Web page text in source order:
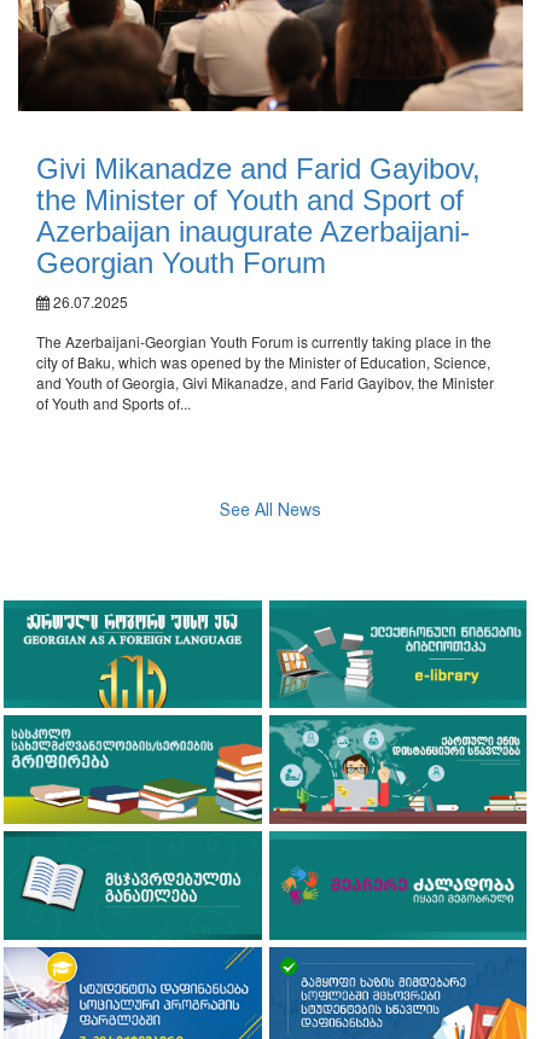
Givi Mikanadze and Farid Gayibov,
the Minister of Youth and Sport of
Azerbaijan inaugurate Azerbaijani-
Georgian Youth Forum
26.07.2025
The Azerbaijani-Georgian Youth Forum is currently taking place in the
city of Baku, which was opened by the Minister of Education, Science,
and Youth of Georgia, Givi Mikanadze, and Farid Gayibov, the Minister
of Youth and Sports of...
See All News